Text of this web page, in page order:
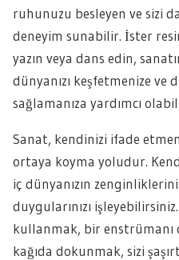
ruhunuzu besleyen ve sizi
deneyim sunabilir. İster
yazın veya dans edin,
dünyanızı keşfetmenize ve
sağlamanıza yardımcı
Sanat, kendinizi ifade
ortaya koyma yoludur.
iç dünyanızın
duygularınızı
kullanmak, bir enstrümanı
kağıda dokunmak, sizi